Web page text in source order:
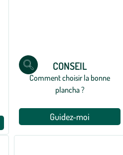
CONSEIL
Comment choisir la bonne
plancha ?
Guidez-moi